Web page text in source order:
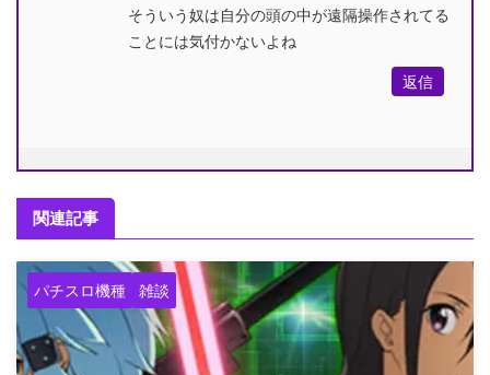
そういう奴は自分の頭の中が遠隔操作されてる
ことには気付かないよね
返信
関連記事
パチスロ機種 雑談